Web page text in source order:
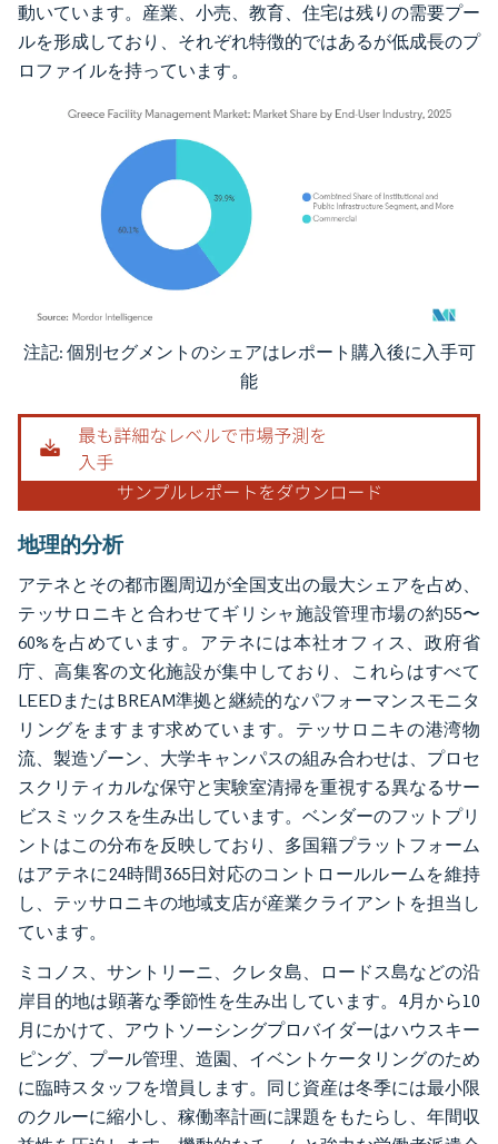
動いています。産業、小売、教育、住宅は残りの需要プー
ルを形成しており、それぞれ特徴的ではあるが低成長のプ
ロファイルを持っています。
画像 © Mordor Intelligence。再利用にはCC BY 4.0の表示が必要です。
注記: 個別セグメントのシェアはレポート購入後に入手可
能
地理的分析
アテネとその都市圏周辺が全国支出の最大シェアを占め、
テッサロニキと合わせてギリシャ施設管理市場の約55〜
60%を占めています。アテネには本社オフィス、政府省
庁、高集客の文化施設が集中しており、これらはすべて
LEEDまたはBREAM準拠と継続的なパフォーマンスモニタ
リングをますます求めています。テッサロニキの港湾物
流、製造ゾーン、大学キャンパスの組み合わせは、プロセ
スクリティカルな保守と実験室清掃を重視する異なるサー
ビスミックスを生み出しています。ベンダーのフットプリ
ントはこの分布を反映しており、多国籍プラットフォーム
はアテネに24時間365日対応のコントロールルームを維持
し、テッサロニキの地域支店が産業クライアントを担当し
ています。
ミコノス、サントリーニ、クレタ島、ロードス島などの沿
岸目的地は顕著な季節性を生み出しています。4月から10
月にかけて、アウトソーシングプロバイダーはハウスキー
ピング、プール管理、造園、イベントケータリングのため
に臨時スタッフを増員します。同じ資産は冬季には最小限
のクルーに縮小し、稼働率計画に課題をもたらし、年間収